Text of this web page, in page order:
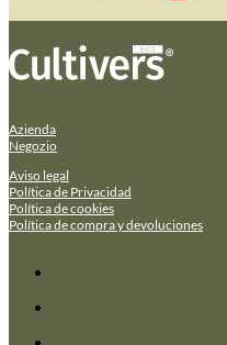
Azienda
Negozio
Aviso legal
Política de Privacidad
Política de cookies
Política de compra y devoluciones